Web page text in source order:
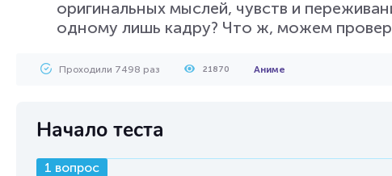
оригинальных мыслей, чувств и
одному лишь кадру? Что ж, можем
Проходили 7498 раз 21870 Аниме
Начало теста
1 вопрос